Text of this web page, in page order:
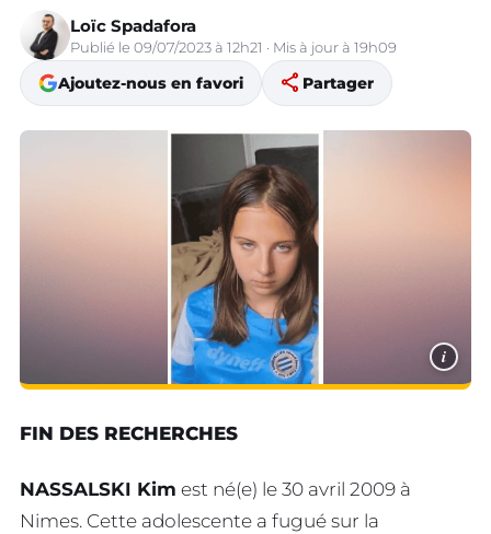
Loïc Spadafora
Publié le 09/07/2023 à 12h21 · Mis à jour à 19h09
Ajoutez-nous en favori share Partager
i
FIN DES RECHERCHES
NASSALSKI Kim est né(e) le 30 avril 2009 à
Nimes. Cette adolescente a fugué sur la